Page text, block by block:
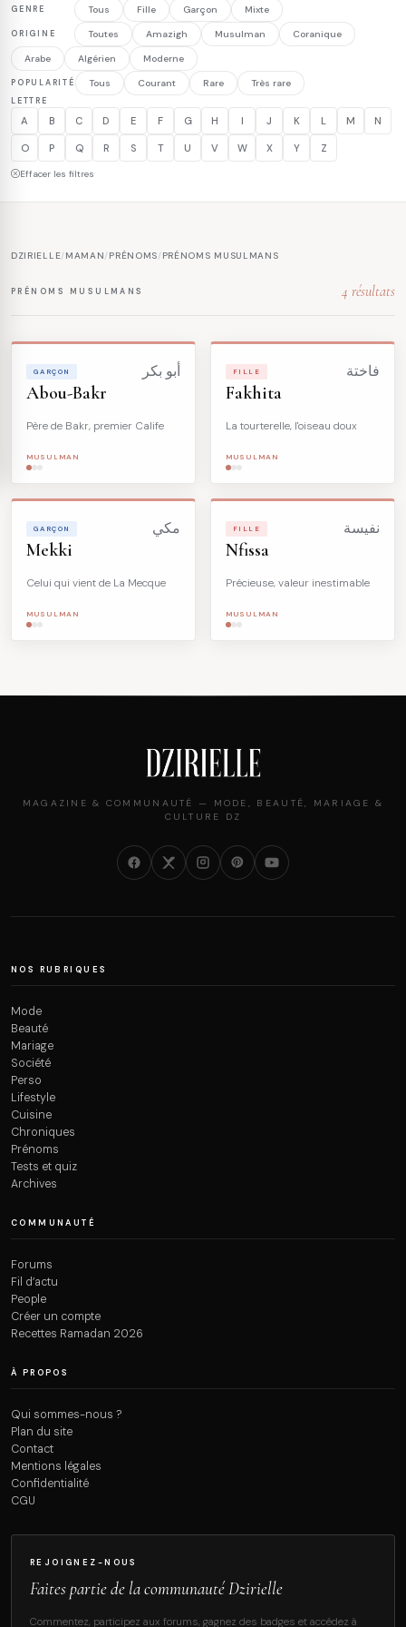
GENRE Tous Fille Garçon Mixte
ORIGINE Toutes Amazigh Musulman Coranique
Arabe Algérien Moderne
POPULARITÉ Tous Courant Rare Très rare
LETTRE
A B C D E F G H I J K L M N
O P Q R S T U V W X Y Z
Effacer les filtres
DZIRIELLE/ MAMAN/ PRÉNOMS/ PRÉNOMS MUSULMANS
PRÉNOMS MUSULMANS 4 résultats
GARÇON أبو بكر
Abou-Bakr
Père de Bakr, premier Calife
MUSULMAN
FILLE فاختة
Fakhita
La tourterelle, l'oiseau doux
MUSULMAN
GARÇON مكي
Mekki
Celui qui vient de La Mecque
MUSULMAN
FILLE نفيسة
Nfissa
Précieuse, valeur inestimable
MUSULMAN
MAGAZINE & COMMUNAUTÉ — MODE, BEAUTÉ, MARIAGE &
CULTURE DZ
NOS RUBRIQUES
Mode
Beauté
Mariage
Société
Perso
Lifestyle
Cuisine
Chroniques
Prénoms
Tests et quiz
Archives
COMMUNAUTÉ
Forums
Fil d’actu
People
Créer un compte
Recettes Ramadan 2026
À PROPOS
Qui sommes-nous ?
Plan du site
Contact
Mentions légales
Confidentialité
CGU
REJOIGNEZ-NOUS
Faites partie de la communauté Dzirielle
Commentez, participez aux forums, gagnez des badges et accédez à